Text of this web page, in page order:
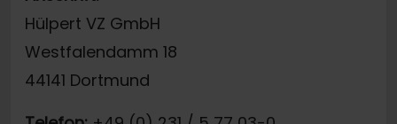
Hülpert VZ GmbH
Westfalendamm 18
44141 Dortmund